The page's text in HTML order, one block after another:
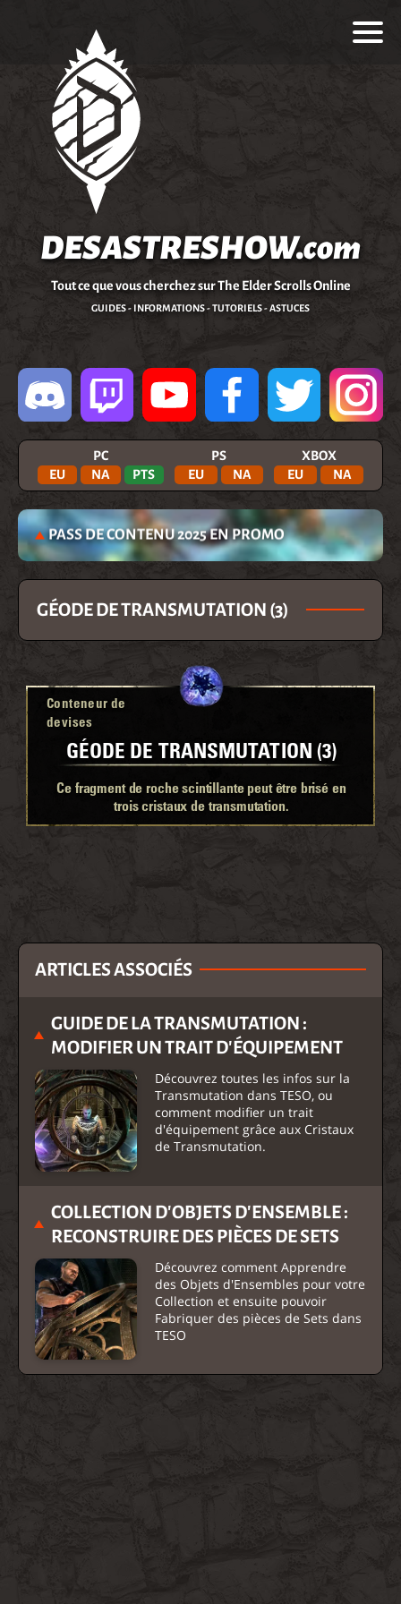
DESASTRESHOW.com
Tout ce que vous cherchez sur The Elder Scrolls Online
GUIDES - INFORMATIONS - TUTORIELS - ASTUCES
PC
EU
NA PTS
PS
EU
NA
XBOX
EU
NA
PASS DE CONTENU 2025 EN PROMO
GÉODE DE TRANSMUTATION (3)
Conteneur de
devises
GÉODE DE TRANSMUTATION (3)
Ce fragment de roche scintillante peut être brisé en
trois cristaux de transmutation.
ARTICLES ASSOCIÉS
GUIDE DE LA TRANSMUTATION :
MODIFIER UN TRAIT D'ÉQUIPEMENT
Découvrez toutes les infos sur la
Transmutation dans TESO, ou
comment modifier un trait
d'équipement grâce aux Cristaux
de Transmutation.
COLLECTION D'OBJETS D'ENSEMBLE :
RECONSTRUIRE DES PIÈCES DE SETS
Découvrez comment Apprendre
des Objets d'Ensembles pour votre
Collection et ensuite pouvoir
Fabriquer des pièces de Sets dans
TESO